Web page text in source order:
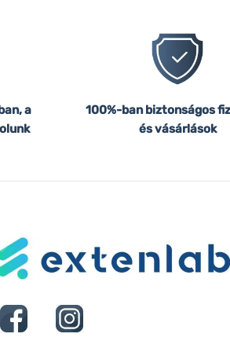
a
100%-ban biztonságos
és vásárlások